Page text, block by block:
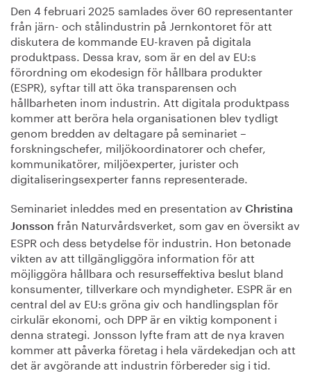
Den 4 februari 2025 samlades över 60 representanter
från järn- och stålindustrin på Jernkontoret för att
diskutera de kommande EU-kraven på digitala
produktpass. Dessa krav, som är en del av EU:s
förordning om ekodesign för hållbara produkter
(ESPR), syftar till att öka transparensen och
hållbarheten inom industrin. Att digitala produktpass
kommer att beröra hela organisationen blev tydligt
genom bredden av deltagare på seminariet –
forskningschefer, miljökoordinatorer och chefer,
kommunikatörer, miljöexperter, jurister och
digitaliseringsexperter fanns representerade.
Seminariet inleddes med en presentation av Christina
Jonsson från Naturvårdsverket, som gav en översikt av
ESPR och dess betydelse för industrin. Hon betonade
vikten av att tillgängliggöra information för att
möjliggöra hållbara och resurseffektiva beslut bland
konsumenter, tillverkare och myndigheter. ESPR är en
central del av EU:s gröna giv och handlingsplan för
cirkulär ekonomi, och DPP är en viktig komponent i
denna strategi. Jonsson lyfte fram att de nya kraven
kommer att påverka företag i hela värdekedjan och att
det är avgörande att industrin förbereder sig i tid.